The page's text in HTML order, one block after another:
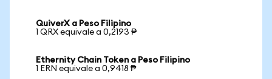
QuiverX a Peso Filipino
1 QRX equivale a 0,2193 ₱
Ethernity Chain Token a Peso Filipino
1 ERN equivale a 0,9418 ₱